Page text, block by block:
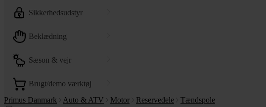
sikkerhedsudstyr
beklædning
sæson & vejr
brugt/demo værktøj
Primus Danmark
Auto & ATV Motor Reservedele
Tændspole